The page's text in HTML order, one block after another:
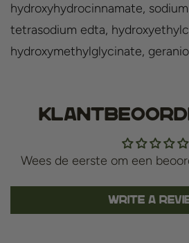
hydroxyhydrocinnamate,
tetrasodium edta,
hydroxymethylglycinate,
Wees de eerste om een
Write a